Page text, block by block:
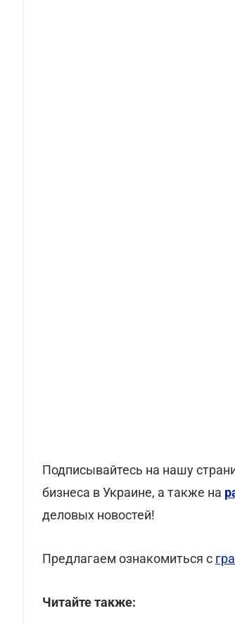
Подписывайтесь на нашу
бизнеса в Украине, а также на
деловых новостей!
Предлагаем ознакомиться с
Читайте также: